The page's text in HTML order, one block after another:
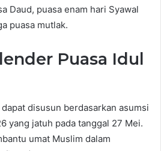
Daud, puasa enam hari Syawal
puasa mutlak.
Puasa Idul
disusun berdasarkan asumsi
yang jatuh pada tanggal 27 Mei.
umat Muslim dalam